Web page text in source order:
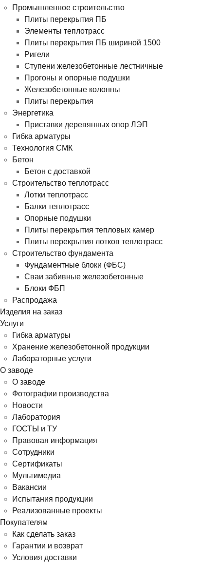
Промышленное строительство
Плиты перекрытия ПБ
Элементы теплотрасс
Плиты перекрытия ПБ шириной 1500
Ригели
Ступени железобетонные лестничные
Прогоны и опорные подушки
Железобетонные колонны
Плиты перекрытия
Энергетика
Приставки деревянных опор ЛЭП
Гибка арматуры
Технология СМК
Бетон
Бетон с доставкой
Строительство теплотрасс
Лотки теплотрасс
Балки теплотрасс
Опорные подушки
Плиты перекрытия тепловых камер
Плиты перекрытия лотков теплотрасс
Строительство фундамента
Фундаментные блоки (ФБС)
Сваи забивные железобетонные
Блоки ФБП
Распродажа
Изделия на заказ
Услуги
Гибка арматуры
Хранение железобетонной продукции
Лабораторные услуги
О заводе
О заводе
Фотографии производства
Новости
Лаборатория
ГОСТЫ и ТУ
Правовая информация
Сотрудники
Сертификаты
Мультимедиа
Вакансии
Испытания продукции
Реализованные проекты
Покупателям
Как сделать заказ
Гарантии и возврат
Условия доставки